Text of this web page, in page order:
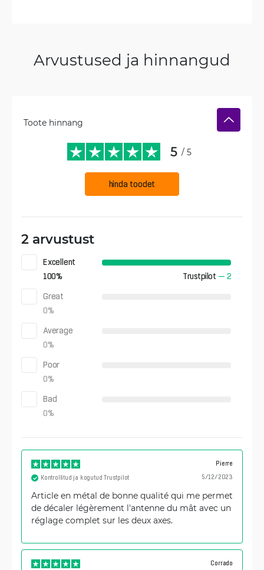
Arvustused ja hinnangud
Toote hinnang
5 / 5
hinda toodet
2 arvustust
Excellent
100% Trustpilot — 2
Great
0%
Average
0%
Poor
0%
Bad
0%
Pierre
5/12/2023
Kontrollitud ja kogutud Trustpilot
Article en métal de bonne qualité qui me permet
de décaler légèrement l'antenne du mât avec un
réglage complet sur les deux axes.
Corrado